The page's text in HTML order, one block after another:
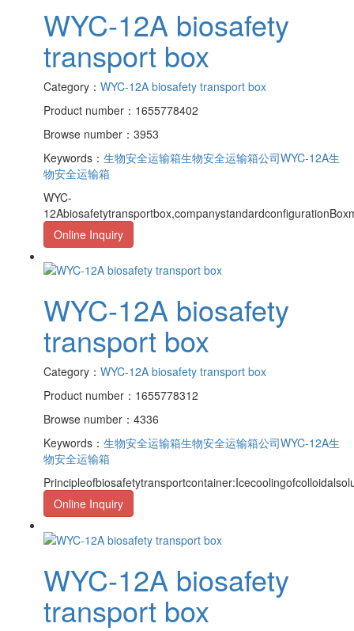
WYC-12A biosafety
transport box
Category： WYC-12A biosafety transport box
Product number：1655778402
Browse number：3953
Keywords： 生物安全运输箱生物安全运输箱公司WYC-12A生
物安全运输箱
WYC-
Online Inquiry
WYC-12A biosafety
transport box
Category： WYC-12A biosafety transport box
Product number：1655778312
Browse number：4336
Keywords： 生物安全运输箱生物安全运输箱公司WYC-12A生
物安全运输箱
Online Inquiry
WYC-12A biosafety
transport box